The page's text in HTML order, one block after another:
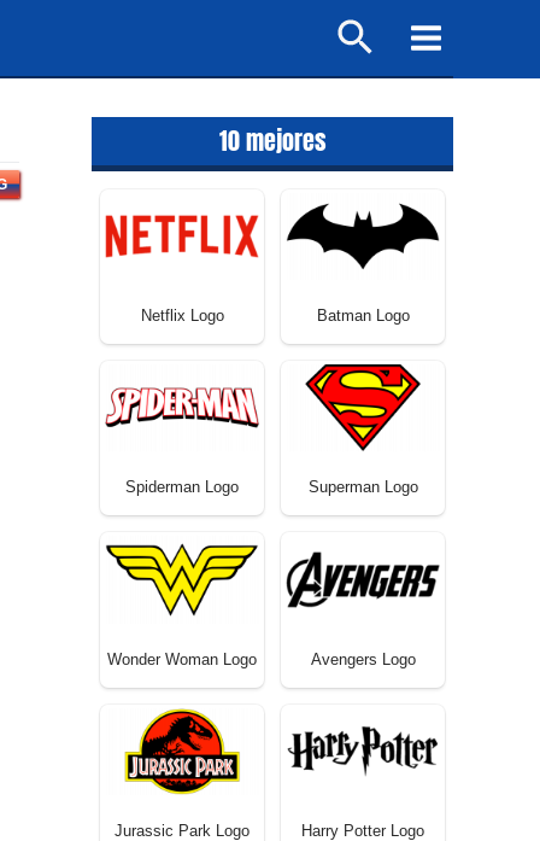
Buscar
Main
Menu
10 mejores
Netflix Logo Batman Logo
Spiderman Logo Superman Logo
Wonder Woman Logo Avengers Logo
Jurassic Park Logo Harry Potter Logo